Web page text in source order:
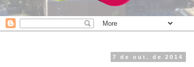
7 de out. de 2014